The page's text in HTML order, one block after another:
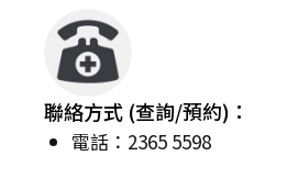
聯絡方式 (查詢/預約)：
電話：2365 5598